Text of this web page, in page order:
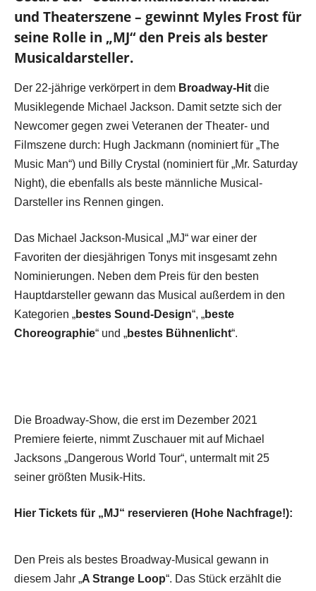
und Theaterszene – gewinnt Myles Frost für
seine Rolle in „MJ“ den Preis als bester
Musicaldarsteller.
Der 22-jährige verkörpert in dem Broadway-Hitdie
Musiklegende Michael Jackson. Damit setzte sich der
Newcomer gegen zwei Veteranen der Theater- und
Filmszene durch: Hugh Jackmann (nominiert für „The
Music Man“) und Billy Crystal (nominiert für „Mr. Saturday
Night), die ebenfalls als beste männliche Musical-
Darsteller ins Rennen gingen.
Das Michael Jackson-Musical „MJ“ war einer der
Favoriten der diesjährigen Tonys mit insgesamt zehn
Nominierungen. Neben dem Preis für den besten
Hauptdarsteller gewann das Musical außerdem in den
Kategorien „bestes Sound-Design“, „beste
Choreographie“ und „bestes Bühnenlicht“.
Die Broadway-Show, die erst im Dezember 2021
Premiere feierte, nimmt Zuschauer mit auf Michael
Jacksons „Dangerous World Tour“, untermalt mit 25
seiner größten Musik-Hits.
Hier Tickets für „MJ“ reservieren (Hohe Nachfrage!):
Den Preis als bestes Broadway-Musical gewann in
diesem Jahr „A Strange Loop“. Das Stück erzählt die